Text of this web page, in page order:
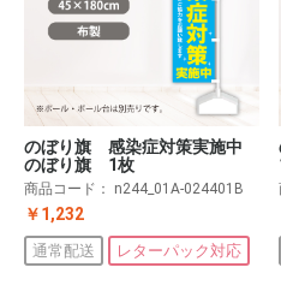
のぼり旗 感染症対策実施中
のぼり旗 1枚
商品コード： n244_01A-024401B
￥1,232
通常配送 レターパック対応